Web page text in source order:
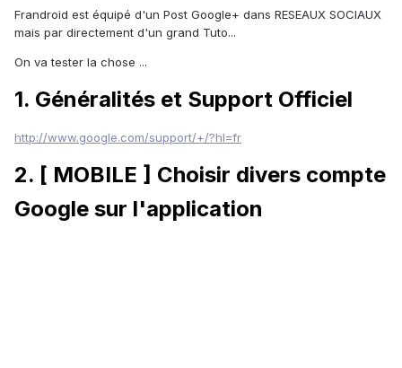
Frandroid est équipé d'un Post Google+ dans RESEAUX SOCIAUX
mais par directement d'un grand Tuto...
On va tester la chose ...
1. Généralités et Support Officiel
http://www.google.com/support/+/?hl=fr
2. [ MOBILE ] Choisir divers compte
Google sur l'application